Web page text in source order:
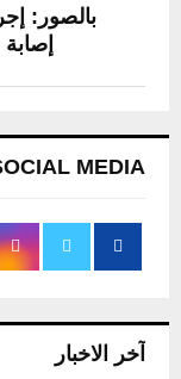
بالصور:
MEDIA
آخر الاخبار